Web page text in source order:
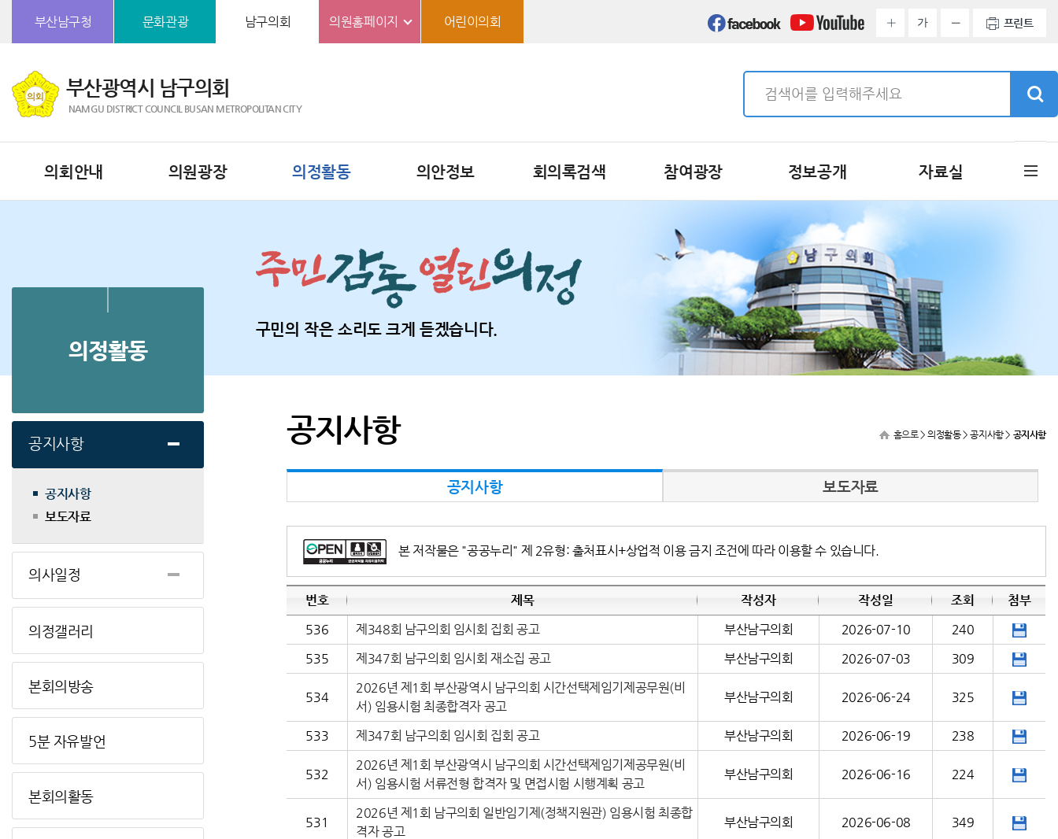
부산남구청
문화관광 남구의회 의원홈페이지 어린이의회 가 프린트
부산광역시 남구의회
NAMGU DISTRICT COUNCIL BUSAN METROPOLITAN CITY
의회안내 의원광장 의정활동 의안정보 회의록검색 참여광장 정보공개 자료실
구민의 작은 소리도 크게 듣겠습니다.
의정활동
공지사항
공지사항
보도자료
의사일정
의정갤러리
본회의방송
5분 자유발언
본회의활동
공지사항 홈으로> 의정활동 > 공지사항 > 공지사항
공지사항 보도자료
본 저작물은 "공공누리" 제 2유형: 출처표시+상업적 이용 금지 조건에 따라 이용할 수 있습니다.
번호 제목 작성자 작성일 조회
첨부
536
제348회 남구의회 임시회 집회 공고 부산남구의회 2026-07-10
240
535
제347회 남구의회 임시회 재소집 공고 부산남구의회 2026-07-03 309
534
2026년 제1회 부산광역시 남구의회 시간선택제임기제공무원(비
서) 임용시험 최종합격자 공고
부산남구의회 2026-06-24 325
533 제347회 남구의회 임시회 집회 공고 부산남구의회 2026-06-19 238
532
2026년 제1회 부산광역시 남구의회 시간선택제임기제공무원(비
서) 임용시험 서류전형 합격자 및 면접시험 시행계획 공고
부산남구의회 2026-06-16 224
531
2026년 제1회 남구의회 일반임기제(정책지원관) 임용시험 최종합
격자 공고
부산남구의회 2026-06-08 349